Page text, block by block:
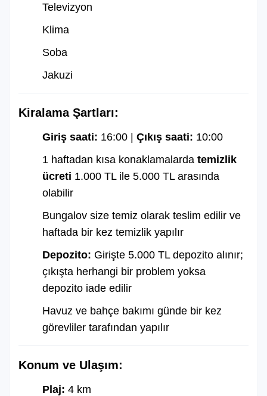
Televizyon
Klima
Soba
Jakuzi
Kiralama Şartları:
Giriş saati: 16:00 | Çıkış saati: 10:00
1 haftadan kısa konaklamalarda temizlik
ücreti 1.000 TL ile 5.000 TL arasında
olabilir
Bungalov size temiz olarak teslim edilir ve
haftada bir kez temizlik yapılır
Depozito: Girişte 5.000 TL depozito alınır;
çıkışta herhangi bir problem yoksa
depozito iade edilir
Havuz ve bahçe bakımı günde bir kez
görevliler tarafından yapılır
Konum ve Ulaşım:
Plaj: 4 km